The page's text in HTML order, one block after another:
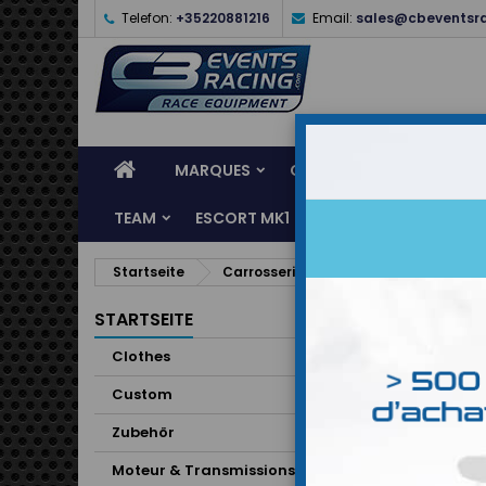
Telefon: +35220881216 Email:
MARQUES CASQUES
TEAM ESCORT MK1
Startseite Carrosserie & Eclairage
STARTSEITE
Clothes
Custom
Zubehör
Moteur & Transmissions